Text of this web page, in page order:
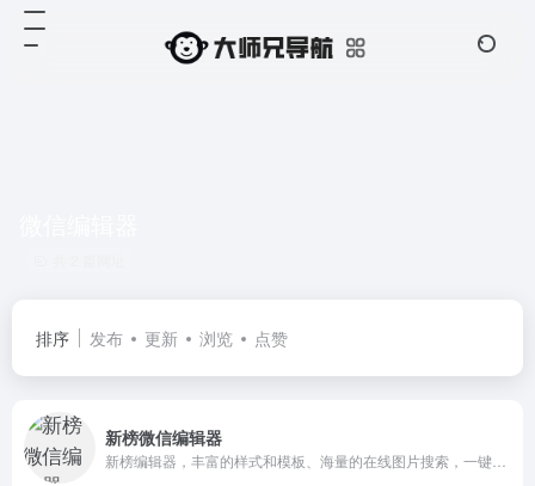
排序 发布 更新 浏览 点赞
新榜微信编辑器